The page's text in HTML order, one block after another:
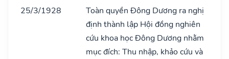
25/3/1928
Toàn quyền Đông Dương ra nghị
định thành lập Hội đồng nghiên
cứu khoa học Đông Dương nhằm
mục đích: Thu nhập, khảo cứu và